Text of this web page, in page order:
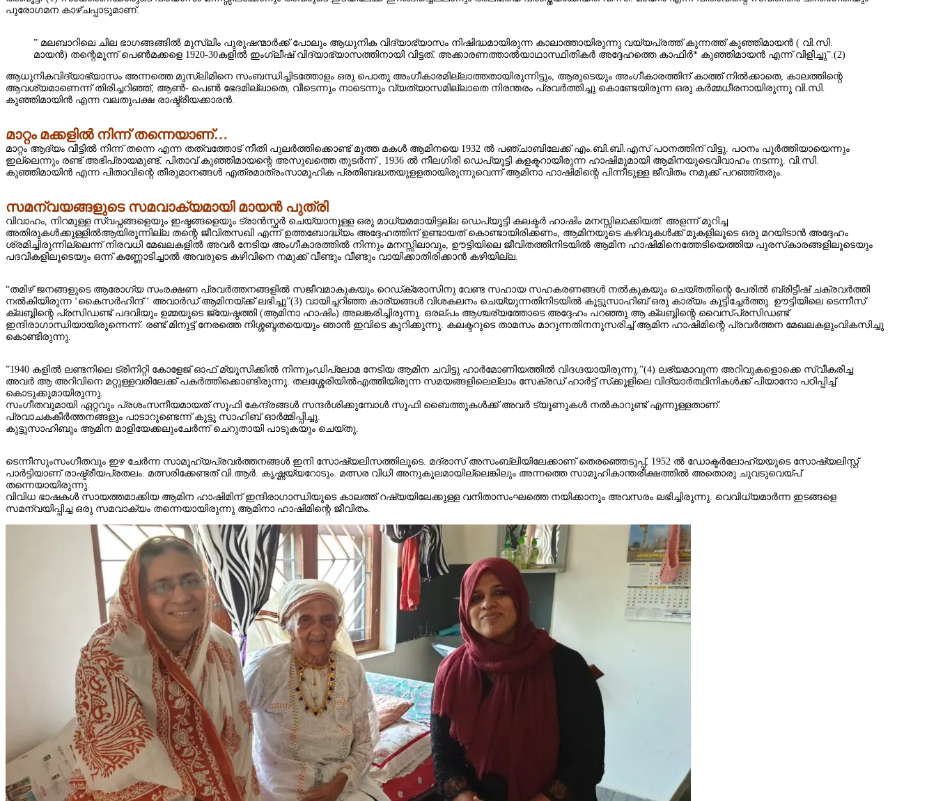
പുരോഗമന കാഴ്ചപ്പാടുമാണ്.
” മലബാറിലെ ചില ഭാഗങ്ങങ്ങില്‍ മുസ്ലിം പുരുഷന്മാര്‍ക്ക് പോലും ആധുനിക വിദ്യാഭ്യാസം നിഷിദ്ധമായിരുന്ന കാലാത്തായിരുന്നു വയ്യപ്രത്ത് കുന്നത്ത് കുഞ്ഞിമായന്‍ ( വി.സി.
മായന്‍) തന്റെമൂന്ന് പെണ്‍മക്കളെ 1920-30കളില്‍ ഇംഗ്ലീഷ് വിദ്യാഭ്യാസത്തിനായി വിട്ടത്. അക്കാരണത്താല്‍യാഥാസ്ഥിതികര്‍ അദ്ദേഹത്തെ കാഫിര്‍* കുഞ്ഞിമായന്‍ എന്ന്‌ വിളിച്ചു”.(2)
ആധുനികവിദ്യാഭ്യാസം അന്നത്തെ മുസ്ലിമിനെ സംബന്ധിച്ചിടത്തോളം ഒരു പൊതു അംഗീകാരമില്ലാത്തതായിരുന്നിട്ടും, ആരുടെയും അംഗീകാരത്തിന് കാത്ത് നില്‍ക്കാതെ, കാലത്തിന്റെ
ആവശ്യമാണെന്ന് തിരിച്ചറിഞ്ഞ്, ആണ്‍- പെണ്‍ ഭേദമില്ലാതെ, വീടെന്നും നാടെന്നും വ്യത്യാസമില്ലാതെ നിരന്തരം പ്രവര്‍ത്തിച്ചു കൊണ്ടേയിരുന്ന ഒരു കര്‍മ്മധീരനായിരുന്നു വി.സി.
കുഞ്ഞിമായിന്‍ എന്ന വലതുപക്ഷ രാഷ്ട്രീയക്കാരന്‍.
മാറ്റം മക്കളില്‍ നിന്ന് തന്നെയാണ്…
മാറ്റം ആദ്യം വീട്ടില്‍ നിന്ന് തന്നെ എന്ന തത്വത്തോട് നീതി പുലര്‍ത്തിക്കൊണ്ട് മൂത്ത മകള്‍ ആമിനയെ 1932 ല്‍ പഞ്ചാബിലേക്ക് എം.ബി.ബി.എസ് പഠനത്തിന് വിട്ടു. പഠനം പൂര്‍ത്തിയായെന്നും
ഇല്ലെന്നും രണ്ട് അഭിപ്രായമുണ്ട്. പിതാവ് കുഞ്ഞിമായന്റെ അസുഖത്തെ തുടര്‍ന്ന് , 1936 ല്‍ നീലഗിരി ഡെപ്യൂട്ടി കളക്ടറായിരുന്ന ഹാഷിമുമായി ആമിനയുടെവിവാഹം നടന്നു. വി.സി.
കുഞ്ഞിമായിന്‍ എന്ന പിതാവിന്റെ തീരുമാനങ്ങള്‍ എത്രമാത്രംസാമൂഹിക പ്രതിബദ്ധതയുളളതായിരുന്നുവെന്ന് ആമിനാ ഹാഷിമിന്റെ പിന്നീടുള്ള ജീവിതം നമുക്ക് പറഞ്ഞ്തരും.
സമന്വയങ്ങളുടെ സമവാക്യമായി മായന്‍ പുത്രി
വിവാഹം, നിറമുള്ള സ്വപ്നങ്ങളെയും ഇഷ്ടങ്ങളെയും ട്രാന്‍സ്ഫര്‍ ചെയ്യാനുള്ള ഒരു മാധ്യമമായിട്ടല്ല ഡെപ്യൂട്ടി കലക്ടര്‍ ഹാഷിം മനസ്സിലാക്കിയത്. അളന്ന് മുറിച്ച
അതിരുകള്‍ക്കുള്ളില്‍ആയിരുന്നില്ല തന്റെ ജീവിതസഖി എന്ന് ഉത്തബോദ്ധ്യം അദ്ദേഹത്തിന് ഉണ്ടായത്‌ കൊണ്ടായിരിക്കണം, ആമിനയുടെ കഴിവുകള്‍ക്ക് മുകളിലൂടെ ഒരു മറയിടാന്‍ അദ്ദേഹം
ശ്രമിച്ചിരുന്നില്ലെന്ന് നിരവധി മേഖലകളിൽ അവര്‍ നേടിയ അംഗീകാരത്തില്‍ നിന്നും മനസ്സിലാവും, ഊട്ടിയിലെ ജീവിതത്തിനിടയില്‍ ആമിന ഹാഷിമിനെത്തേടിയെത്തിയ പുരസ്‌കാരങ്ങളിലൂടെയും
പദവികളിലൂടെയും ഒന്ന് കണ്ണോടിച്ചാല്‍ അവരുടെ കഴിവിനെ നമുക്ക്‌ വീണ്ടും വീണ്ടും വായിക്കാതിരിക്കാന്‍ കഴിയില്ല.
“തമിഴ് ജനങ്ങളുടെ ആരോഗ്യ സംരക്ഷണ പ്രവര്‍ത്തനങ്ങളില്‍ സജീവമാകുകയും റെഡ്‌ക്രോസിനു വേണ്ട സഹായ സഹകരണങ്ങള്‍ നല്‍കുകയും ചെയ്തതിന്റെ പേരില്‍ ബ്രിട്ടീഷ് ചക്രവര്‍ത്തി
നല്‍കിയിരുന്ന ‘കൈസര്‍ഹിന്ദ് ‘ അവാര്‍ഡ് ആമിനയ്ക്ക്‌ ലഭിച്ചു”(3) വായിച്ചറിഞ്ഞ കാര്യങ്ങള്‍ വിശകലനം ചെയ്യുന്നതിനിടയില്‍ കുട്ടുസാഹിബ് ഒരു കാര്യം കൂട്ടിച്ചേര്‍ത്തു. ഊട്ടിയിലെ ടെന്നീസ്
ക്ലബ്ബിന്റെ പ്രസിഡണ്ട് പദവിയും ഉമ്മയുടെ ജ്യേഷ്ഠത്തി (ആമിനാ ഹാഷിം) അലങ്കരിച്ചിരുന്നു. ഒരല്പം ആശ്ചര്യത്തോടെ അദ്ദേഹം പറഞ്ഞു ആ ക്ലബ്ബിന്റെ വൈസ്പ്രസിഡണ്ട്
ഇന്ദിരാഗാന്ധിയായിരുന്നെന്ന്. രണ്ട് മിനുട്ട് നേരത്തെ നിശ്ശബ്ദതയെയും ഞാൻ ഇവിടെ കുറിക്കുന്നു. കലക്ടറുടെ താമസം മാറുന്നതിനനുസരിച്ച് ആമിന ഹാഷിമിന്റെ പ്രവര്‍ത്തന മേഖലകളുംവികസിച്ചു
കൊണ്ടിരുന്നു.
”1940 കളില്‍ ലണ്ടനിലെ ട്രിനിറ്റി കോളേജ് ഓഫ് മ്യൂസിക്കില്‍ നിന്നുംഡിപ്ലോമ നേടിയ ആമിന ചവിട്ടു ഹാര്‍മോണിയത്തില്‍ വിദഗ്ദയായിരുന്നു.”(4) ലഭ്യമാവുന്ന അറിവുകളൊക്കെ സ്വീകരിച്ച
അവര്‍ ആ അറിവിനെ മറ്റുള്ളവരിലേക്ക് പകര്‍ത്തിക്കൊണ്ടിരുന്നു. തലശ്ശേരിയില്‍എത്തിയിരുന്ന സമയങ്ങളിലെല്ലാം സേക്രഡ് ഹാര്‍ട്ട്‌ സ്‌ക്കൂളിലെ വിദ്യാര്‍ത്ഥിനികള്‍ക്ക് പിയാനോ പഠിപ്പിച്ച്‌
കൊടുക്കുമായിരുന്നു.
സംഗീതവുമായി ഏറ്റവും പ്രശംസനീയമായത്‌ സൂഫി കേന്ദ്രങ്ങള്‍ സന്ദര്‍ശിക്കുമ്പോള്‍ സൂഫി ബൈത്തുകള്‍ക്ക് അവര്‍ ട്യൂണുകള്‍ നല്‍കാറുണ്ട് എന്നുള്ളതാണ്.
പ്രവാചകകീര്‍ത്തനങ്ങളും പാടാറുണ്ടെന്ന് കുട്ടു സാഹിബ് ഓർമ്മിപ്പിച്ചു.
കുട്ടുസാഹിബും ആമിന മാളിയേക്കലുംചേര്‍ന്ന്‌ ചെറുതായി പാടുകയും ചെയ്തു.
ടെന്നീസുംസംഗീതവും ഇഴ ചേര്‍ന്ന സാമൂഹ്യപ്രവര്‍ത്തനങ്ങള്‍ ഇനി സോഷ്യലിസത്തിലൂടെ. മദ്രാസ് അസംബ്ലിയിലേക്കാണ്‌ തെരഞ്ഞെടുപ്പ്, 1952 ല്‍ ഡോക്ടര്‍ലോഹ്യയുടെ സോഷ്യലിസ്റ്റ്
പാര്‍ട്ടിയാണ്‌ രാഷ്ട്രീയപ്രതലം. മത്സരിക്കേണ്ടത്‌ വി.ആര്‍. കൃഷ്ണയ്യറോടും. മത്സര വിധി അനുകൂലമായില്ലെങ്കിലും അന്നത്തെ സാമൂഹികാന്തരീക്ഷത്തിൽ അതൊരു ചുവടുവെയ്പ്
തന്നെയായിരുന്നു.
വിവിധ ഭാഷകള്‍ സായത്തമാക്കിയ ആമിന ഹാഷിമിന് ഇന്ദിരാഗാന്ധിയുടെ കാലത്ത്‌ റഷ്യയിലേക്കുള്ള വനിതാസംഘത്തെ നയിക്കാനും അവസരം ലഭിച്ചിരുന്നു. വെവിധ്യമാര്‍ന്ന ഇടങ്ങളെ
സമന്വയിപ്പിച്ച ഒരു സമവാക്യം തന്നെയായിരുന്നു ആമിനാ ഹാഷിമിന്റെ ജീവിതം.